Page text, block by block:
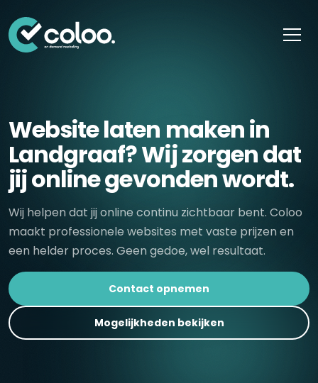
Website laten maken in
Landgraaf? Wij zorgen dat
jij online gevonden wordt.
Wij helpen dat jij online continu zichtbaar bent. Coloo
maakt professionele websites met vaste prijzen en
een helder proces. Geen gedoe, wel resultaat.
Contact opnemen
Mogelijkheden bekijken